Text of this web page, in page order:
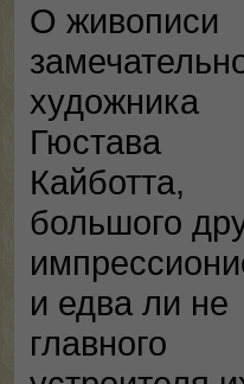
О живописи
художника
Гюстава
Кайботта,
большого
и едва ли не
главного